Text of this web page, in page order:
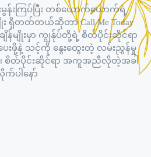
န်းကြပ်ပြီး တစ်ယောက်ယောက်ရဲ့
တတ်တယ်ဆိုတာ Call Me Today
မျိုးမှာ ကျွန်ုပ်တို့ရဲ့ စိတ်ပိုင်းဆိုင်ရာ
းဖို့နဲ့ သင့်ကို နွေးထွေးတဲ့ လမ်းညွှန်မှု
။ စိတ်ပိုင်းဆိုင်ရာ အကူအညီလိုတဲ့အခါ
ပါနော်